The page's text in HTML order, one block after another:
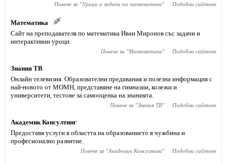
Повече за "Уроци и задачи по математика" Подобни сайтове
Математика
Сайт на преподавателя по математика Иван Миронов със задачи и
интерактивни уроци.
Повече за "Математика" Подобни сайтове
Знания ТВ
Онлайн телевизия. Образователни предавания и полезна информация с
най-новото от МОМН, представяне на гимназии, колежи и
университети, тестове за самооценка на знанията.
Повече за "Знания ТВ" Подобни сайтове
Академик Консултинг
Предоставя услуги в областта на образованието в чужбина и
професионално развитие.
Повече за "Академик Консултинг" Подобни сайтове